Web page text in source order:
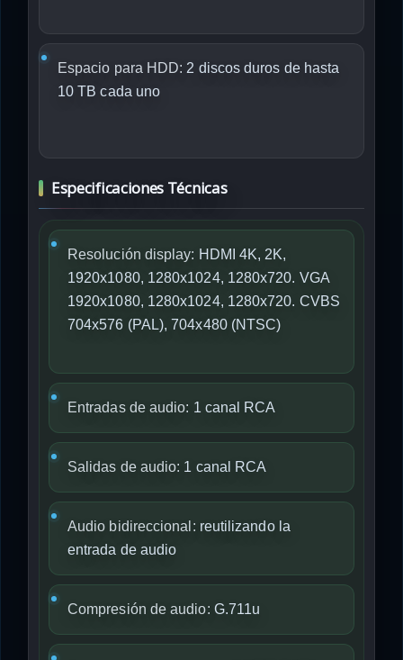
Espacio para HDD: 2 discos duros de hasta
10 TB cada uno
Especificaciones Técnicas
Resolución display: HDMI 4K, 2K,
1920x1080, 1280x1024, 1280x720. VGA
1920x1080, 1280x1024, 1280x720. CVBS
704x576 (PAL), 704x480 (NTSC)
Entradas de audio: 1 canal RCA
Salidas de audio: 1 canal RCA
Audio bidireccional: reutilizando la
entrada de audio
Compresión de audio: G.711u